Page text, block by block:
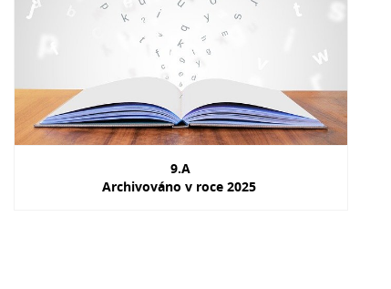
9.A
Archivováno v roce 2025